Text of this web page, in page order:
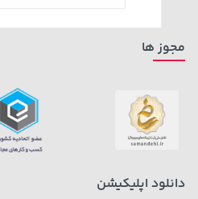
خرید
مجوز ها
دانلود اپلیکیشن